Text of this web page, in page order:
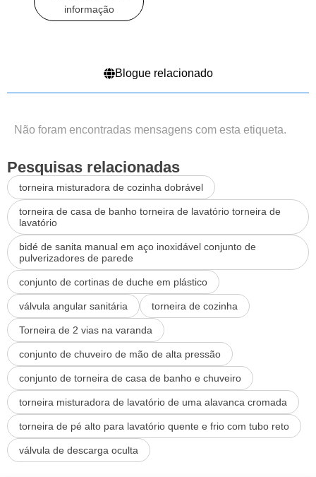
informação
Blogue relacionado
Não foram encontradas mensagens com esta etiqueta.
Pesquisas relacionadas
torneira misturadora de cozinha dobrável
torneira de casa de banho torneira de lavatório torneira de
lavatório
bidé de sanita manual em aço inoxidável conjunto de
pulverizadores de parede
conjunto de cortinas de duche em plástico
válvula angular sanitária torneira de cozinha
Torneira de 2 vias na varanda
conjunto de chuveiro de mão de alta pressão
conjunto de torneira de casa de banho e chuveiro
torneira misturadora de lavatório de uma alavanca cromada
torneira de pé alto para lavatório quente e frio com tubo reto
válvula de descarga oculta